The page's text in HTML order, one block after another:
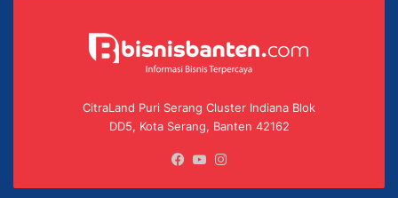
CitraLand Puri Serang Cluster Indiana Blok
DD5, Kota Serang, Banten 42162
Facebook
YouTube